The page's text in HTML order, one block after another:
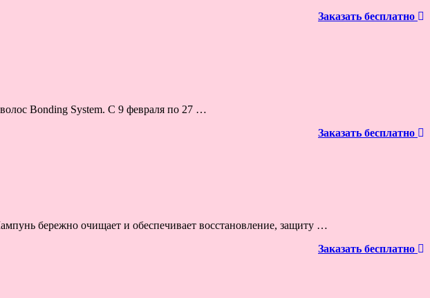
Заказать бесплатно
Bonding System. С 9 февраля по 27 …
Заказать бесплатно
бережно очищает и обеспечивает восстановление, защиту …
Заказать бесплатно